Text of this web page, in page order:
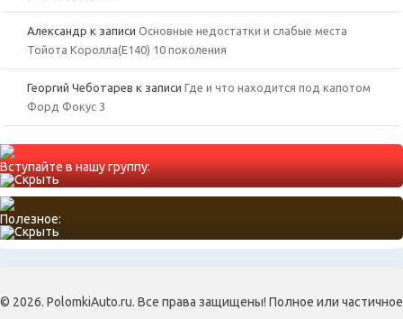
Александр к записи Основные недостатки и слабые места
Тойота Королла(Е140) 10 поколения
Георгий Чеботарев к записи Где и что находится под капотом
Форд Фокус 3
Вступайте в нашу группу:
Полезное:
© 2026. PolomkiAuto.ru. Все права защищены! Полное или частичное